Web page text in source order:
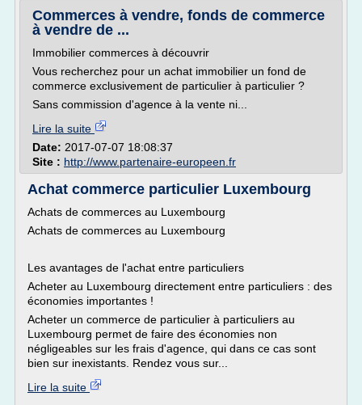
Commerces à vendre, fonds de commerce
à vendre de ...
Immobilier commerces à découvrir
Vous recherchez pour un achat immobilier un fond de
commerce exclusivement de particulier à particulier ?
Sans commission d'agence à la vente ni...
Lire la suite
Date: 2017-07-07 18:08:37
Site : http://www.partenaire-europeen.fr
Achat commerce particulier Luxembourg
Achats de commerces au Luxembourg
Achats de commerces au Luxembourg
Les avantages de l'achat entre particuliers
Acheter au Luxembourg directement entre particuliers : des
économies importantes !
Acheter un commerce de particulier à particuliers au
Luxembourg permet de faire des économies non
négligeables sur les frais d'agence, qui dans ce cas sont
bien sur inexistants. Rendez vous sur...
Lire la suite